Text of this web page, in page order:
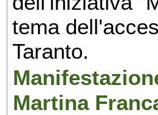
tema
Taranto.
Martina